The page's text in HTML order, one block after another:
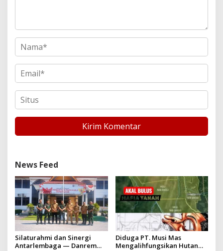
News Feed
Silaturahmi dan Sinergi
Antarlembaga — Danrem
Diduga PT. Musi Mas
Mengalihfungsikan Hutan